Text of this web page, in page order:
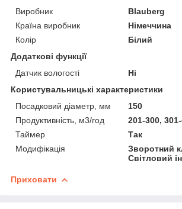
Виробник
Blauberg
Країна виробник
Німеччина
Колір
Білий
Додаткові функції
Датчик вологості
Ні
Користувальницькі характеристики
Посадковий діаметр, мм
150
Продуктивність, м3/год
201-300,
Таймер
Так
Модифікація
Зворотний
Світловий
Приховати